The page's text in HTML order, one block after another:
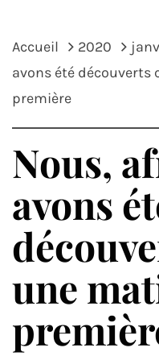
Accueil 2020
avons été découverts
première
Nous,
avons
une